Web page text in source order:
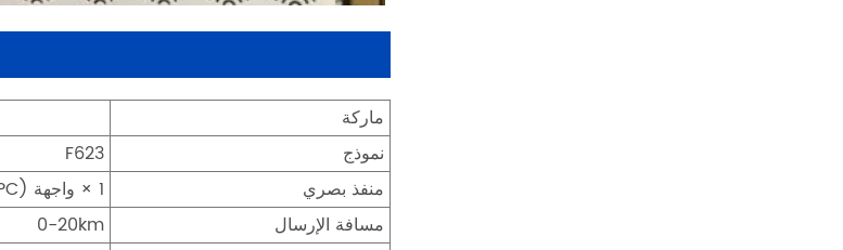
ماركة
نموذج
F623
منفذ بصري
1 × واجهة GPON (SC/APC)
مسافة الإرسال
0-20km